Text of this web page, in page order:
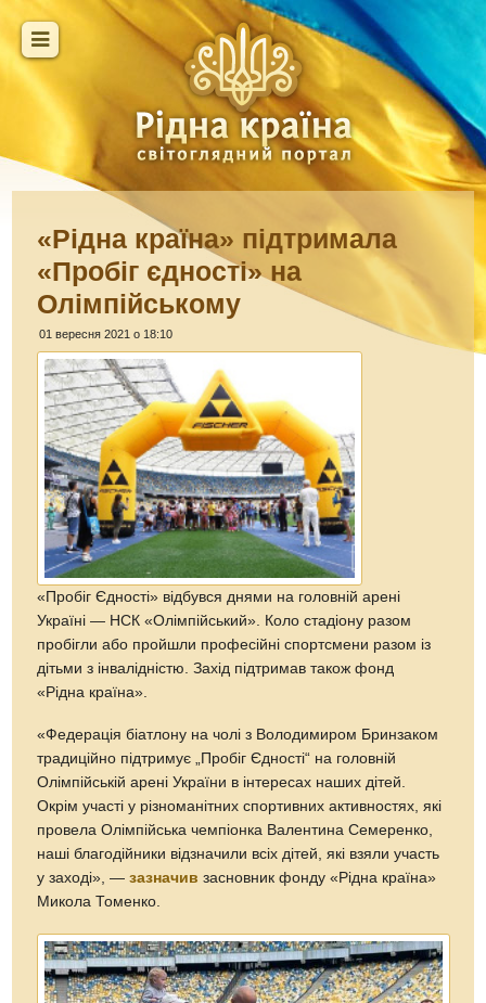
«Рідна країна» підтримала
«Пробіг єдності» на
Олімпійському
01 вересня 2021 о 18:10
«Пробіг Єдності» відбувся днями на головній арені
Україні — НСК «Олімпійський». Коло стадіону разом
пробігли або пройшли професійні спортсмени разом із
дітьми з інвалідністю. Захід підтримав також фонд
«Рідна країна».
«Федерація біатлону на чолі з Володимиром Бринзаком
традиційно підтримує „Пробіг Єдності“ на головній
Олімпійській арені України в інтересах наших дітей.
Окрім участі у різноманітних спортивних активностях, які
провела Олімпійська чемпіонка Валентина Семеренко,
наші благодійники відзначили всіх дітей, які взяли участь
у заході», —зазначив засновник фонду «Рідна країна»
Микола Томенко.